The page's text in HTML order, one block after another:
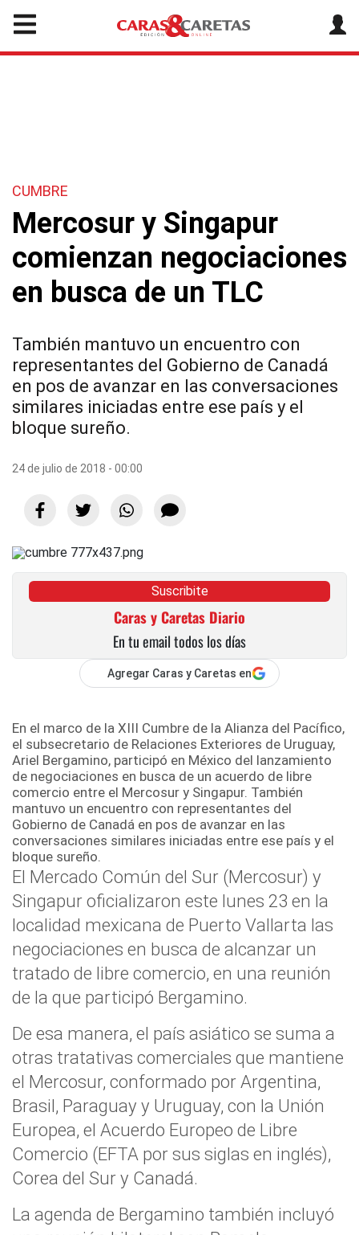
CUMBRE
Mercosur y Singapur
comienzan negociaciones
en busca de un TLC
También mantuvo un encuentro con
representantes del Gobierno de Canadá
en pos de avanzar en las conversaciones
similares iniciadas entre ese país y el
bloque sureño.
24 de julio de 2018 - 00:00
Suscribite
Caras y Caretas Diario
En tu email todos los días
Agregar Caras y Caretas en
En el marco de la XIII Cumbre de la Alianza del Pacífico,
el subsecretario de Relaciones Exteriores de Uruguay,
Ariel Bergamino, participó en México del lanzamiento
de negociaciones en busca de un acuerdo de libre
comercio entre el Mercosur y Singapur. También
mantuvo un encuentro con representantes del
Gobierno de Canadá en pos de avanzar en las
conversaciones similares iniciadas entre ese país y el
bloque sureño.
El Mercado Común del Sur (Mercosur) y
Singapur oficializaron este lunes 23 en la
localidad mexicana de Puerto Vallarta las
negociaciones en busca de alcanzar un
tratado de libre comercio, en una reunión
de la que participó Bergamino.
De esa manera, el país asiático se suma a
otras tratativas comerciales que mantiene
el Mercosur, conformado por Argentina,
Brasil, Paraguay y Uruguay, con la Unión
Europea, el Acuerdo Europeo de Libre
Comercio (EFTA por sus siglas en inglés),
Corea del Sur y Canadá.
La agenda de Bergamino también incluyó